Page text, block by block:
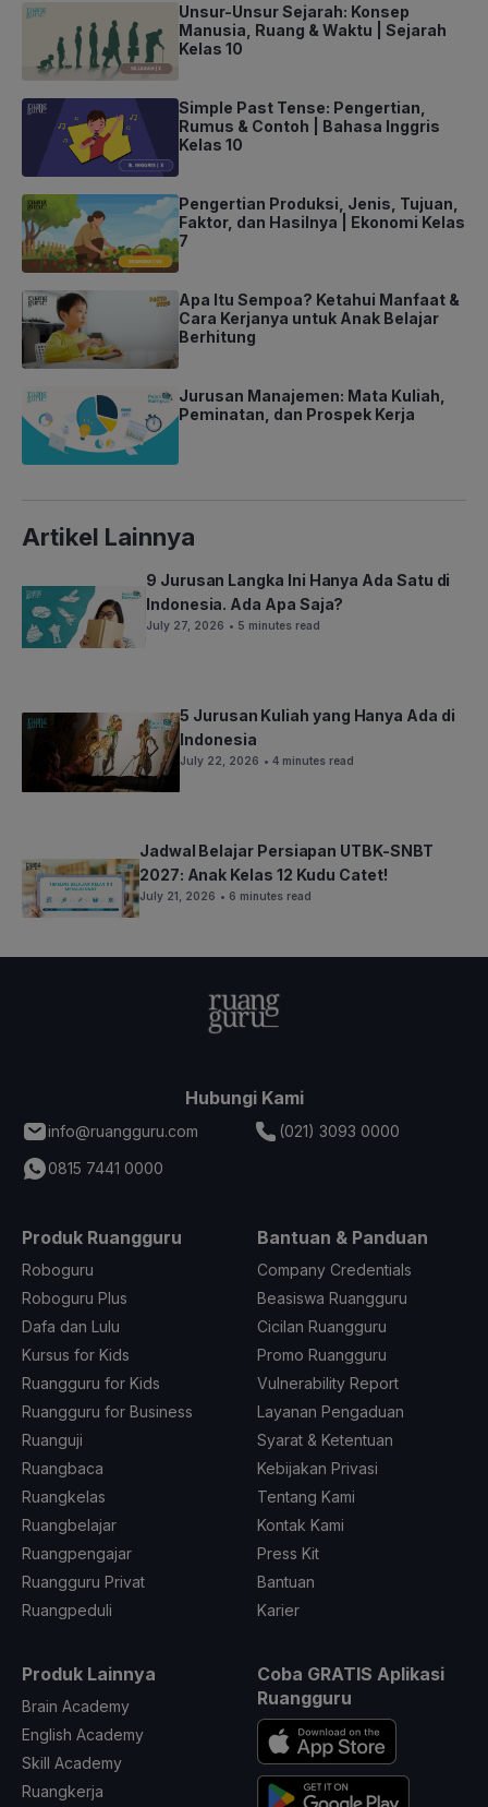
Unsur-Unsur Sejarah: Konsep
Manusia, Ruang & Waktu | Sejarah
Kelas 10
Simple Past Tense: Pengertian,
Rumus & Contoh | Bahasa Inggris
Kelas 10
Pengertian Produksi, Jenis, Tujuan,
Faktor, dan Hasilnya | Ekonomi Kelas
7
Apa Itu Sempoa? Ketahui Manfaat &
Cara Kerjanya untuk Anak Belajar
Berhitung
Jurusan Manajemen: Mata Kuliah,
Peminatan, dan Prospek Kerja
Artikel Lainnya
9 Jurusan Langka Ini Hanya Ada Satu di
Indonesia. Ada Apa Saja?
July 27, 2026 • 5 minutes read
5 Jurusan Kuliah yang Hanya Ada di
Indonesia
July 22, 2026 • 4 minutes read
Jadwal Belajar Persiapan UTBK-SNBT
2027: Anak Kelas 12 Kudu Catet!
July 21, 2026 • 6 minutes read
Hubungi Kami
info@ruangguru.com
(021) 3093 0000
0815 7441 0000
Produk Ruangguru
Roboguru
Roboguru Plus
Dafa dan Lulu
Kursus for Kids
Ruangguru for Kids
Ruangguru for Business
Ruanguji
Ruangbaca
Ruangkelas
Ruangbelajar
Ruangpengajar
Ruangguru Privat
Ruangpeduli
Bantuan & Panduan
Company Credentials
Beasiswa Ruangguru
Cicilan Ruangguru
Promo Ruangguru
Vulnerability Report
Layanan Pengaduan
Syarat & Ketentuan
Kebijakan Privasi
Tentang Kami
Kontak Kami
Press Kit
Bantuan
Karier
Produk Lainnya
Brain Academy
English Academy
Skill Academy
Ruangkerja
Coba GRATIS Aplikasi
Ruangguru